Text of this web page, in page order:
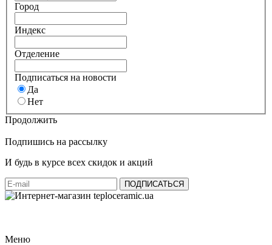
Город
Индекс
Отделение
Подписаться на новости
Да
Нет
Продолжить
Подпишись на рассылку
И будь в курсе всех скидок и акций
Меню